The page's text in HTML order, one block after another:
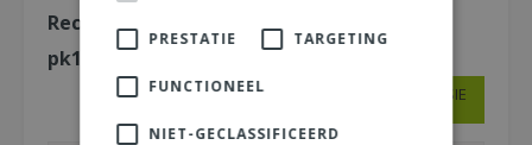
Recensies over "Bolsius Geurtheelicht 4u
pk18 True Scents Oud wood"
SCHRIJF EEN RECENSIE
PRESTATIE TARGETING
FUNCTIONEEL
NIET-GECLASSIFICEERD